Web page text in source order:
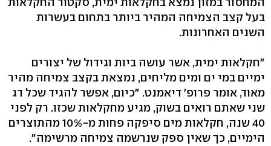
בעל קצב הצמיחה המהיר ביותר בתחום בעשרות
השנים האחרונות.
"חקלאות ימית, אשר עושה ביות וגידול של יצורים
ימיים במי ים ומים מליחים, נמצאת בקצב צמיחה מהיר
מאוד, אומר פרופ' דיאמנט. "כיום, אפשר להגיד שכל דג
שני שאתם רואים בשוק, מגיע מחקלאות שכזו. רק לפני
40 שנה, חקלאות מים סיפקה פחות מ-10% מהתוצרים
הימיים, כך שאין ספק שנרשמה צמיחה מרשימה".